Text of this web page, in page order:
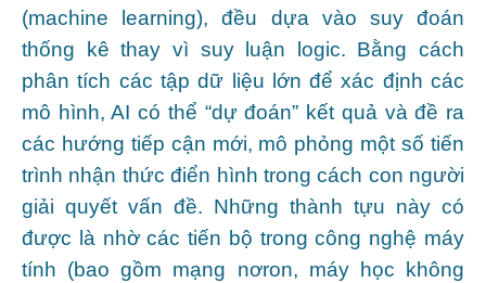
(machine learning), đều dựa vào suy đoán
thống kê thay vì suy luận logic. Bằng cách
phân tích các tập dữ liệu lớn để xác định các
mô hình, AI có thể “dự đoán” kết quả và đề ra
các hướng tiếp cận mới, mô phỏng một số tiến
trình nhận thức điển hình trong cách con người
giải quyết vấn đề. Những thành tựu này có
được là nhờ các tiến bộ trong công nghệ máy
tính (bao gồm mạng nơron, máy học không